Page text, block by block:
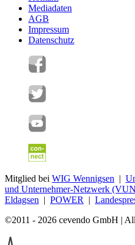
Mediadaten
AGB
Impressum
Datenschutz
Mitglied bei WIG Wennigsen |
und Unternehmer-Netzwerk
Eldagsen | POWER |
©2011 - 2026 cevendo GmbH |